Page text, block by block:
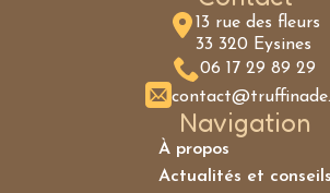
13 rue des fleurs
33 320 Eysines
06 17 29 89 29
Navigation
À propos
Actualités et conseils